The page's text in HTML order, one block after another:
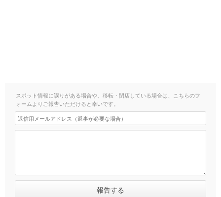
スポット情報に誤りがある場合や、移転・閉店している場合は、こちらのフ
ォームよりご報告いただけると幸いです。